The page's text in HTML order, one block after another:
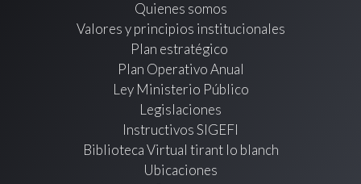
Quienes somos
Valores y principios institucionales
Plan estratégico
Plan Operativo Anual
Ley Ministerio Público
Legislaciones
Instructivos SIGEFI
Biblioteca Virtual tirant lo blanch
Ubicaciones